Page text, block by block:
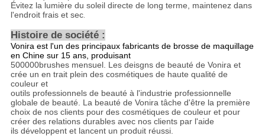
Évitez la lumière du soleil directe de long terme, maintenez dans
l'endroit frais et sec.
Histoire de société :
Vonira est l'un des principaux fabricants de brosse de maquillage
en Chine sur 15 ans, produisant
500000brushes mensuel. Les deisgns de beauté de Vonira et
crée un en trait plein des cosmétiques de haute qualité de
couleur et
outils professionnels de beauté à l'industrie professionnelle
globale de beauté. La beauté de Vonira tâche d'être la première
choix de nos clients pour des cosmétiques de couleur et pour
créer des relations durables avec nos clients par l'aide
ils développent et lancent un produit réussi.